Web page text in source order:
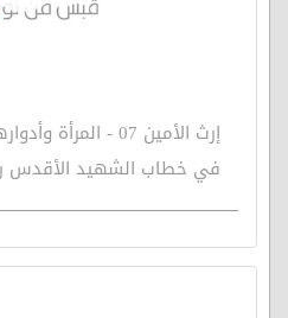
إرث الأمين 07 -
في خطاب الشهيد الأقدس